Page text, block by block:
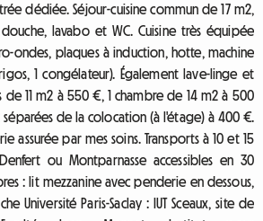
dédiée. Séjour-cuisine commun de 17 m2,
lavabo et WC. Cuisine très équipée
ondes, plaques à induction, hotte, machine
1 congélateur). Également lave-linge et
de 11 m2 à 550 €, 1 chambre de 14 m2 à 500
séparées de la colocation (à l'étage) à 400 €.
assurée par mes soins. Transports à 10 et 15
ou Montparnasse accessibles en 30
: lit mezzanine avec penderie en dessous,
Université Paris-Saclay : IUT Sceaux, site de